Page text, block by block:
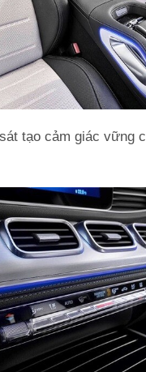
tạo cảm giác vững